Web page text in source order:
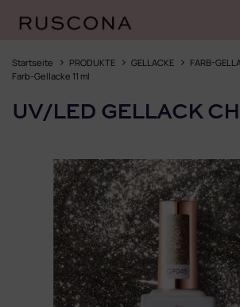
Inhalt
springen
Startseite PRODUKTE GELLACKE
FARB-
Farb-Gellacke 11 ml
UV/LED GELLACK